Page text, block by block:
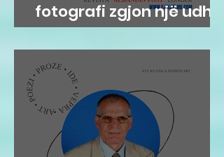
fotografi zgjon një udhë
tradite që vjen prej
shekujsh në vendlindje